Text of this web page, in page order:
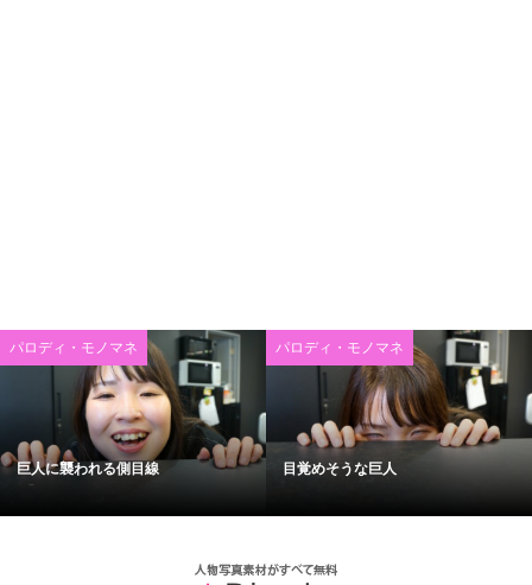
パロディ・モノマネ
巨人に襲われる側目線
パロディ・モノマネ
目覚めそうな巨人